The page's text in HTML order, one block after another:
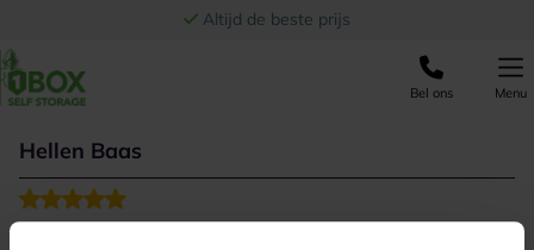
Altijd de beste prijs
Bel ons Menu
Hellen Baas